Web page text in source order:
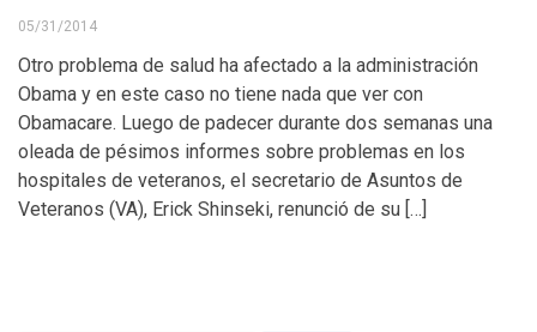
05/31/2014
Otro problema de salud ha afectado a la administración
Obama y en este caso no tiene nada que ver con
Obamacare. Luego de padecer durante dos semanas una
oleada de pésimos informes sobre problemas en los
hospitales de veteranos, el secretario de Asuntos de
Veteranos (VA), Erick Shinseki, renunció de su […]